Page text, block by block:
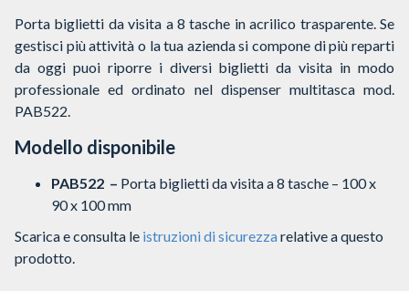
Porta biglietti da visita a 8 tasche in acrilico trasparente. Se
gestisci più attività o la tua azienda si compone di più reparti
da oggi puoi riporre i diversi biglietti da visita in modo
professionale ed ordinato nel dispenser multitasca mod.
PAB522.
Modello disponibile
PAB522 – Porta biglietti da visita a 8 tasche – 100 x
90 x 100 mm
Scarica e consulta le istruzioni di sicurezzarelative a questo
prodotto.